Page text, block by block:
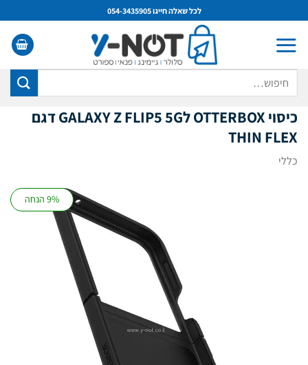
to
content
לכל שאלה חייגו 054-3435905
כיסוי OTTERBOX לGALAXY Z FLIP5 5G דגם
THIN FLEX
כללי
9% הנחה